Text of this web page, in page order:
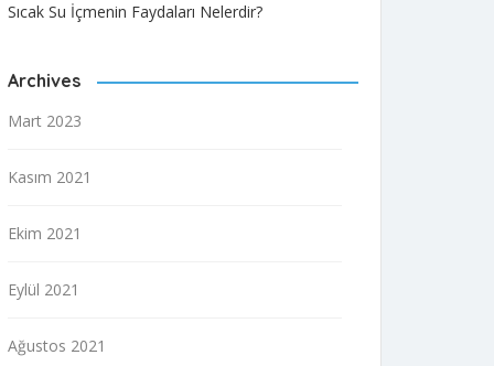
Sıcak Su İçmenin Faydaları Nelerdir?
Archives
Mart 2023
Kasım 2021
Ekim 2021
Eylül 2021
Ağustos 2021